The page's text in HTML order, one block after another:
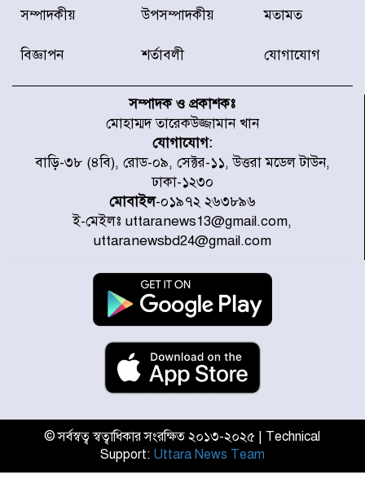
রাজধানীর উত্তরা আঞ্চলিক পাসপোর্ট
সদস্যকে বিভিন্ন মেয়াদে সাজা প্রদান
করেছে র‌্যাব-১
হরমুজ প্রণালি নিয়ে ওমানের সঙ্গে চুক্তি
চূড়ান্ত পর্যায়ে : ইরান
প্রত্যেক অপরাধীর বিচার এ দেশেই
হবে, সে যত শক্তিশালীই হোক না কেন,
চট্টগ্রামে জুলাই গণঅভ্যুত্থান দিবসে
প্রতিমন্ত্রী মীর হেলাল
আগামী ৫ দিন বৃষ্টির আভাস
হাসিনার বক্তব্য প্রচারে ভারতের সমর্থন
নেই
জুলাই গণঅভ্যুত্থানে আহত যোদ্ধা
উত্তরায় জুলাই গণঅভ্যুত্থানের ৯২
সম্পাদকীয় উপসম্পাদকীয় মতামত
বিজ্ঞাপন শর্তাবলী যোগাযোগ
সম্পাদক ও প্রকাশকঃ
মোহাম্মদ তারেকউজ্জামান খান
যোগাযোগ:
বাড়ি-৩৮ (৪বি), রোড-০৯, সেক্টর-১১, উত্তরা মডেল টাউন,
ঢাকা-১২৩০
মোবাইল-০১৯৭২ ২৬৩৮৯৬
ই-মেইলঃ uttaranews13@gmail.com,
uttaranewsbd24@gmail.com
© সর্বস্বত্ব স্বত্বাধিকার সংরক্ষিত ২০১৩-২০২৫ | Technical
Support: Uttara News Team